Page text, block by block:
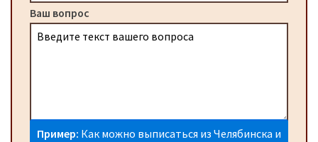
Ваш вопрос
Пример: Как можно выписаться из Челябинска и